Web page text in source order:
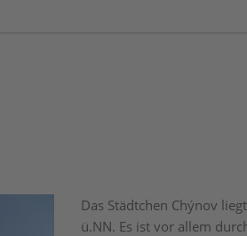
Das Städtchen Chýnov
ü.NN. Es ist vor allem